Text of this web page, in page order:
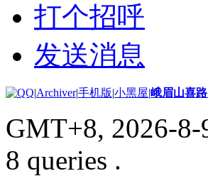
打个招呼
发送消息
|Archiver|手机版|小黑屋|峨眉山喜
GMT+8, 2026-8-
8 queries .